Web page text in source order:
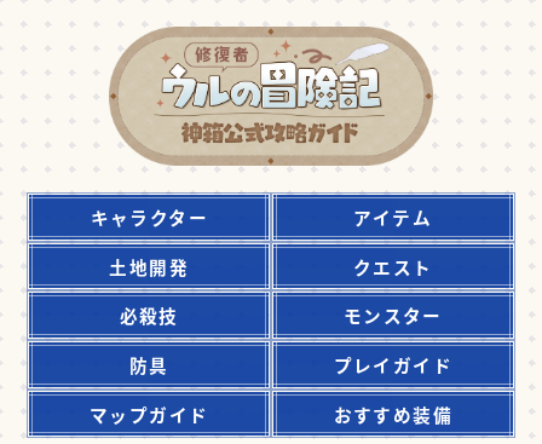
キャラクター
アイテム
土地開発
クエスト
必殺技
モンスター
防具
プレイガイド
マップガイド
おすすめ装備